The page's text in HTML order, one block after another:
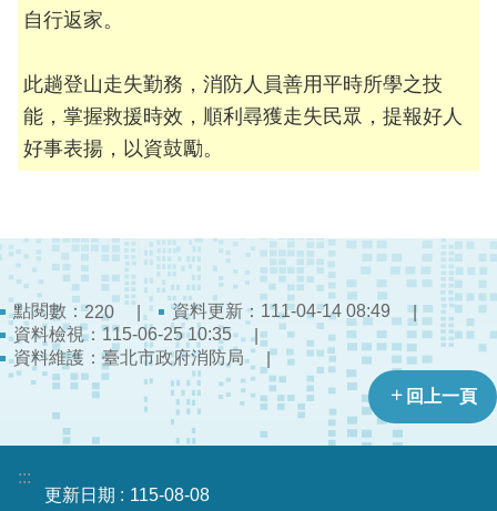
陽
法
案
專
區
者
保
護
專
區
料
自行返家。
此趟登山走失勤務，消防人員善用平時所學之技
能，掌握救援時效，順利尋獲走失民眾，提報好人
好事表揚，以資鼓勵。
點閱數：220
資料更新：111-04-14 08:49
資料檢視：115-06-25 10:35
資料維護：臺北市政府消防局
回上一頁
:::
更新日期
115-08-08